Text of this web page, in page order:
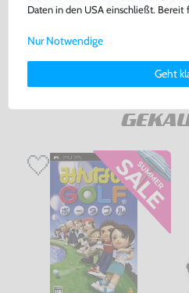
-20%
Warenkorb
Daten in den USA einschließt. Bereit
Weitere Informationen zu den von
Deinen Rechten als Nutzer
Impressum.
Geht
Nur Notwendige